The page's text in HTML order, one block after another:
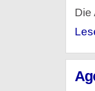
Die